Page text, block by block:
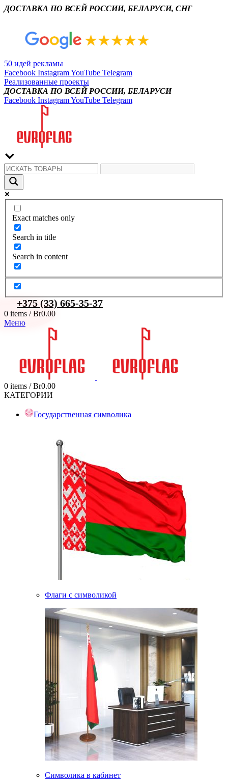
ДОСТАВКА ПО ВСЕЙ РОССИИ, БЕЛАРУСИ, СНГ
50 идей рекламы
Facebook InstagramYouTube Telegram
Реализованные проекты
ДОСТАВКА ПО ВСЕЙ РОССИИ, БЕЛАРУСИ
Facebook InstagramYouTube Telegram
Exact matches only
Search in title
Search in content
+375 (33) 665-35-37
0 items / Br0.00
Меню
0 items / Br0.00
КАТЕГОРИИ
Государственная символика
Флаги с символикой
Символика в кабинет